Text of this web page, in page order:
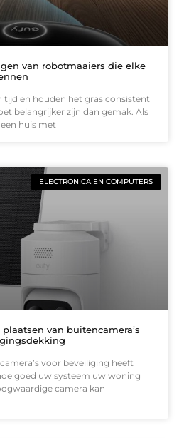
van robotmaaiers die elke
tijd en houden het gras consistent
belangrijker zijn dan gemak. Als
huis met
ELECTRONICA EN COMPUTERS
van buitencamera’s
voor beveiliging heeft
goed uw systeem uw woning
camera kan